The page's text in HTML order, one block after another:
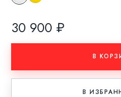
30 900 ₽
В
В